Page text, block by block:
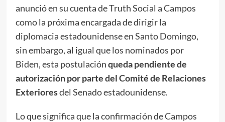
anunció en su cuenta de Truth Social a Campos
como la próxima encargada de dirigir la
diplomacia estadounidense en Santo Domingo,
sin embargo, al igual que los nominados por
Biden, esta postulaciónqueda pendiente de
autorización por parte del Comité de Relaciones
Exterioresdel Senado estadounidense.
Lo que significa que la confirmación de Campos